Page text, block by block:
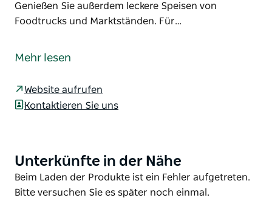
Genießen Sie außerdem leckere Speisen von
Foodtrucks und Marktständen. Für…
Familienspaß am Wasser!
einem spektakulären Fest: Der Memorial Park
verwandelt sich in eine lebendige Uferpromenade
Wells Band, Baxter's Revenge und Spicy Margarita.
Genießen Sie außerdem leckere Speisen von
Foodtrucks und Marktständen. Für Unterhaltung
Mehr lesen
Website aufrufen
Kontaktieren Sie uns
Product
List
Unterkünfte in der Nähe
Product
List
Beim Laden der Produkte ist ein Fehler aufgetreten.
Bitte versuchen Sie es später noch einmal.